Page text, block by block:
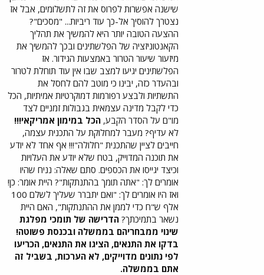
שישנה אפשרות לפרוס את זה לתשלומים, אבל אז
נצטרך להוסיך אל-כך עוד ריביות... "מסכים"?
ההצעה הטובה יותר היא להמשיך את תהליך
הקאנטוניזציה של הפלשתינים ובכך להמשיך את
מיזעור שיעור הטרור באמצעות הגידור. אז
הפלשתינים יגיעו למצב שבו אין עוד תוחלת לטרור
ובהעדר כזה, יבינו כי מוטב להם לחסל את
התשתיות ולבצע רפורמות דמוקרטיות אמיתיות, הכל
כדי לקבל מדינה עצמאית בגבולות זמניים לצד
מו"ם על הסדר הקבע, הכל במימון אמריקאי!!!
לא עדיף? מעבר למחלוקת על התכנית עצמה,
חייבים לציין שהתכנית "חלולה"!!! אף אחד לא יודע
את תוכנה המדוייק, בטח שלא יודע את העלויות
וכיצד יגייסו את הכספים. סתם שאלה: נניח שהיו
אומרים לך: "אתה תומך בהתנתקות"? היית אומר: כן!
ואז היו אומרים לך: "ואם יתברר שעליך לשלם 100
אלף ש"ח כדי לממן את ההתנתקות", האם היית
נשאר בתמיכתך? הדרישה של תומכי מפלגת
שינוי ממבחריהם בממשלה ובכנסת פשוטה!
בדקו את התנאים, הציגו את התנאים, הכריעו
לפי נתונים מדוייקים, לא הערכות, בשביל זה
אתם בממשלה.